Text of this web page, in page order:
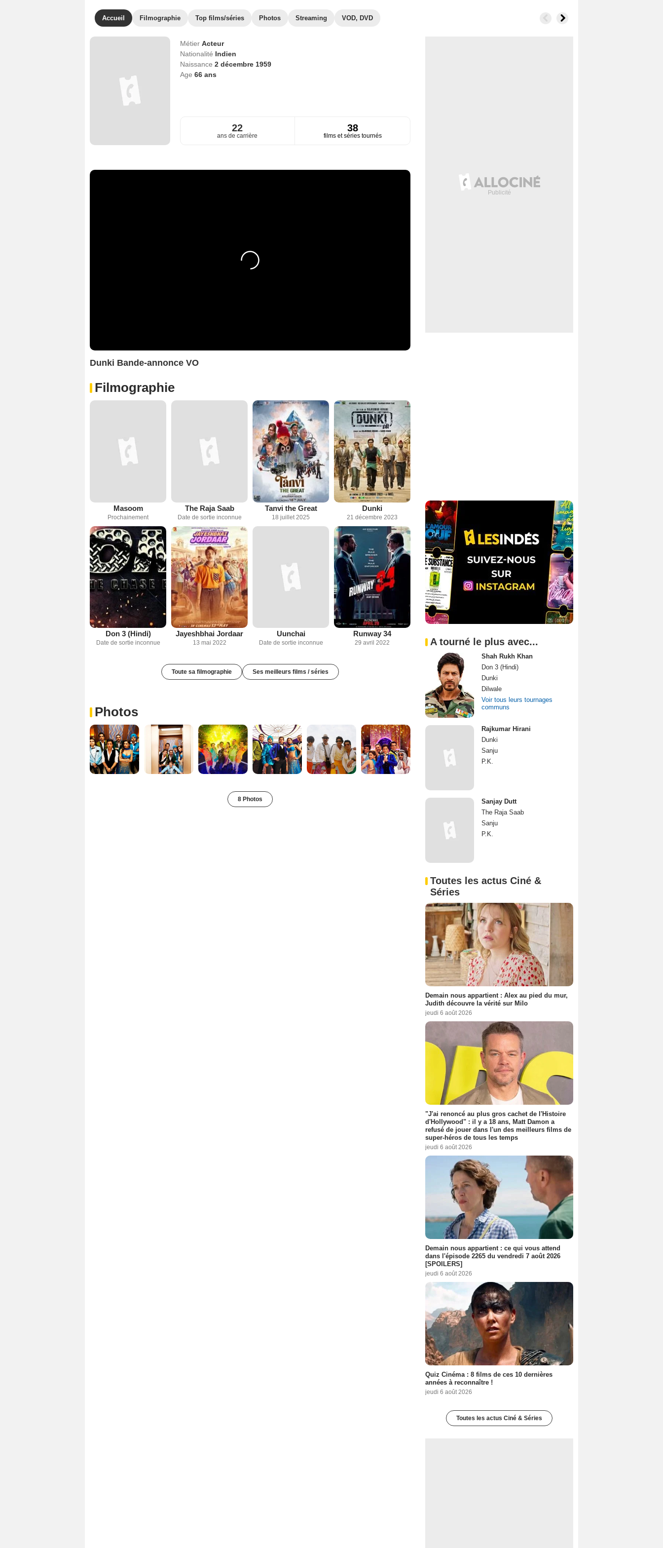
Accueil Filmographie Top films/séries Photos Streaming VOD, DVD
Métier Acteur
Nationalité Indien
Naissance 2 décembre 1959
Age 66ans
22
ans de carrière
38
films et séries tournés
Dunki Bande-annonce VO
Filmographie
Masoom
Prochainement
The Raja Saab
Date de sortie inconnue
Tanvi the Great
18 juillet 2025
Dunki
21 décembre 2023
Don 3 (Hindi)
Date de sortie inconnue
Jayeshbhai Jordaar
13 mai 2022
Uunchai
Date de sortie inconnue
Runway 34
29 avril 2022
Toute sa filmographie Ses meilleurs films / séries
Photos
8 Photos
A tourné le plus avec...
Shah Rukh Khan
Don 3 (Hindi)
Dunki
Dilwale
Voir tous leurs tournages
communs
Rajkumar Hirani
Dunki
Sanju
P.K.
Sanjay Dutt
The Raja Saab
Sanju
P.K.
Toutes les actus Ciné &
Séries
Demain nous appartient : Alex au pied du mur,
Judith découvre la vérité sur Milo
jeudi 6 août 2026
"J'ai renoncé au plus gros cachet de l'Histoire
d'Hollywood" : il y a 18 ans, Matt Damon a
refusé de jouer dans l'un des meilleurs films de
super-héros de tous les temps
jeudi 6 août 2026
Demain nous appartient : ce qui vous attend
dans l'épisode 2265 du vendredi 7 août 2026
[SPOILERS]
jeudi 6 août 2026
Quiz Cinéma : 8 films de ces 10 dernières
années à reconnaître !
jeudi 6 août 2026
Toutes les actus Ciné & Séries